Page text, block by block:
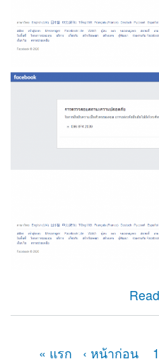
about ผมไม่สามารถรับรหั
ได้ เนื่องจากเลขหมายนั้
« แรก ‹ หน้าก่อน 1